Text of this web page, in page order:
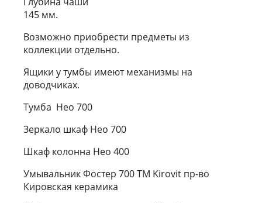
145 мм.
Возможно приобрести предметы из
коллекции отдельно.
Ящики у тумбы имеют механизмы на
доводчиках.
Тумба Нео 700
Зеркало шкаф Нео 700
Шкаф колонна Нео 400
Умывальник Фостер 700 ТМ Kirovit пр-во
Кировская керамика